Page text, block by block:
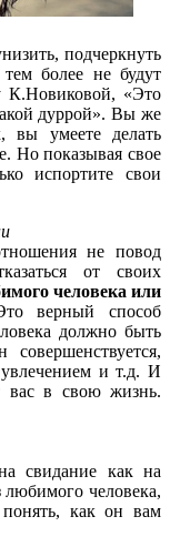
подчеркнуть
более не будут
К.Новиковой, «Это
дуррой». Вы же
вы умеете делать
Но показывая свое
испортите свои
не повод
от своих
человека или
верный способ
должно быть
увлечением и т.д. И
вас в свою жизнь.
свидание как на
любимого человека,
понять, как он вам